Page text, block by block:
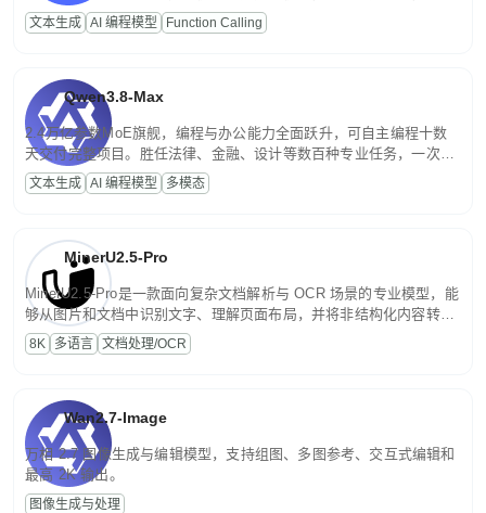
高并发、轻量化任务，适合日常对话、内容创作、基础 RAG、批量
文案处理等普惠刚需场景。
文本生成 AI 编程模型 Function Calling
Qwen3.8-Max
2.4万亿参数MoE旗舰，编程与办公能力全面跃升，可自主编程十数
天交付完整项目。胜任法律、金融、设计等数百种专业任务，一次对
话端到端交付生产级成果。原生视觉理解贯穿规划、执行与验证全流
程，支持超长文档与长视频的深度语义解析。长程任务中自主规划与
文本生成 AI 编程模型 多模态
MinerU2.5-Pro
MinerU2.5-Pro是一款面向复杂文档解析与 OCR 场景的专业模型，能
够从图片和文档中识别文字、理解页面布局，并将非结构化内容转换
为便于存储、检索和二次处理的结构化结果。
8K 多语言 文档处理/OCR
Wan2.7-Image
万相 2.7 图像生成与编辑模型，支持组图、多图参考、交互式编辑和
最高 2K 输出。
图像生成与处理